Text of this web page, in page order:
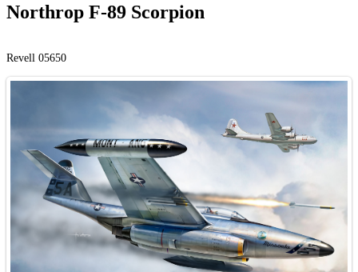
Northrop F-89 Scorpion
Revell 05650